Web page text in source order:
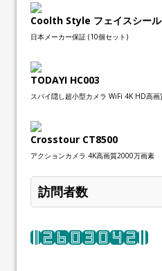
Coolth Style フェイスシー
日本メーカー保証 (10個セット)
TODAYI HC003
スパイ隠し超小型カメラ WiFi 4K HD高
Crosstour CT8500
アクションカメラ 4K高画質2000万画素
訪問者数